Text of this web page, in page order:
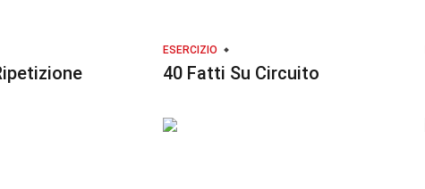
ESERCIZIO
40 Fatti Su Circuito